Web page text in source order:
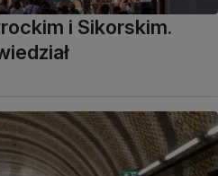
i Sikorskim.